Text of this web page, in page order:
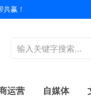
赢！
运营 自媒体